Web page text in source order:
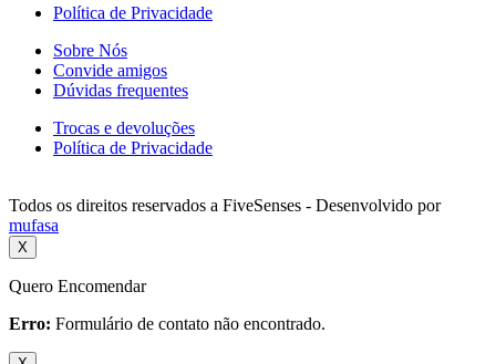
Política de Privacidade
Sobre Nós
Convide amigos
Dúvidas frequentes
Trocas e devoluções
Política de Privacidade
Todos os direitos reservados a FiveSenses - Desenvolvido por
mufasa
X
Quero Encomendar
Erro: Formulário de contato não encontrado.